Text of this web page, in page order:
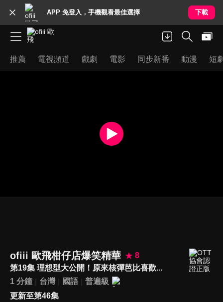
APP 免登入，手機觀看最佳選擇 下載
推薦 電視頻道 戲劇 電影 同步新番 動漫 短
ofiii 歐飛柑仔店爆笑精華
8
第19集 理想型大公開！原來核彈芭比喜歡...
1 分鐘
台灣 國語
普遍級
更新至第46集